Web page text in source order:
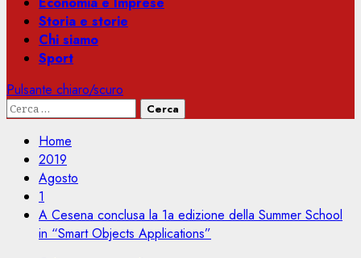
Storia e storie
Chi siamo
Sport
Pulsante chiaro/scuro
Ricerca
Home
2019
Agosto
1
A Cesena conclusa la 1a edizione della Summer School
in “Smart Objects Applications”